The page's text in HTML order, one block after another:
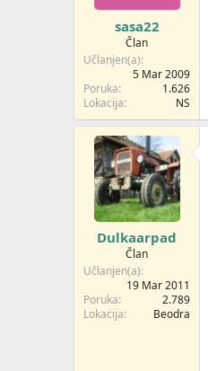
e
t
a
n
j
sasa22
Član
Učlanjen(a)
5 Mar 2009
Poruka
1.626
Lokacija
NS
Dulkaarpad
Član
Učlanjen(a)
19 Mar 2011
Poruka
2.789
Lokacija
Beodra